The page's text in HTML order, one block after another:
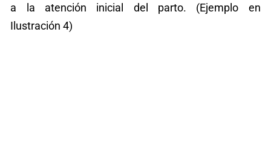
a la atención inicial del parto. (Ejemplo en
Ilustración 4)